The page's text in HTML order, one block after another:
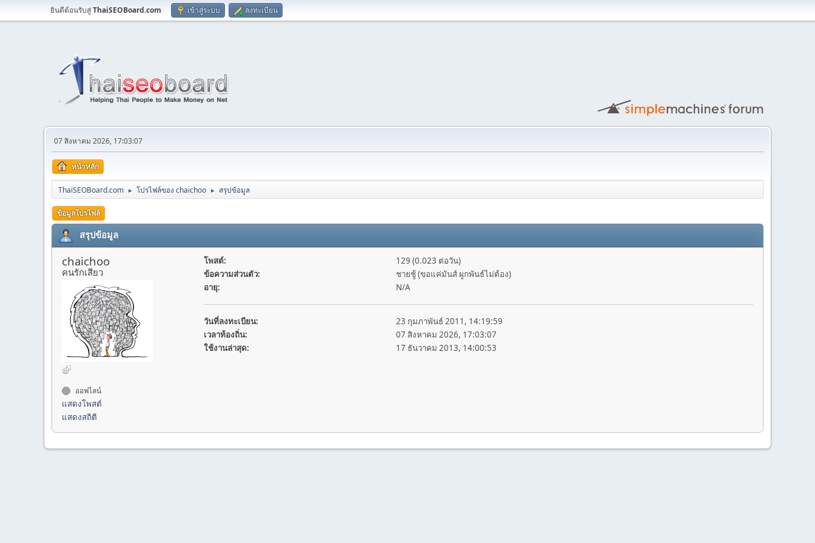
ยินดีต้อนรับสู่ThaiSEOBoard.com เข้าสู่ระบบ ลงทะเบียน
07 สิงหาคม 2026, 17:03:07
หน้าหลัก
ThaiSEOBoard.com ► โปรไฟล์ของ chaichoo ► สรุปข้อมูล
ข้อมูลโปรไฟล์
สรุปข้อมูล
chaichoo
คนรักเสียว
ออฟไลน์
แสดงโพสต์
แสดงสถิติ
โพสต์:
129 (0.023 ต่อวัน)
ข้อความส่วนตัว:
ชายชู้ (ขอแค่มันส์ ผูกพันธ์ไม่ต้อง)
อายุ:
N/A
วันที่ลงทะเบียน:
23 กุมภาพันธ์ 2011, 14:19:59
เวลาท้องถิ่น:
07 สิงหาคม 2026, 17:03:07
ใช้งานล่าสุด:
17 ธันวาคม 2013, 14:00:53